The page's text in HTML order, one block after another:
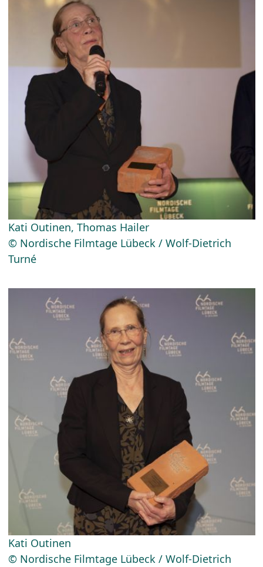
Kati Outinen, Thomas Hailer
© Nordische Filmtage Lübeck / Wolf-Dietrich
Turné
Kati Outinen
© Nordische Filmtage Lübeck / Wolf-Dietrich